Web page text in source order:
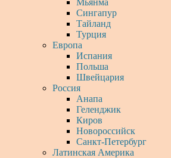
Мьянма
Сингапур
Тайланд
Турция
Европа
Испания
Польша
Швейцария
Россия
Анапа
Геленджик
Киров
Новороссийск
Санкт-Петербург
Латинская Америка